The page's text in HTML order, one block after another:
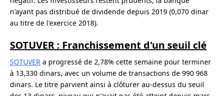
n'ayant pas distribué de dividende depuis 2019 (0,070 dinar
au titre de l'exercice 2018).
SOTUVER : Franchissement d'un seuil clé
SOTUVER a progressé de 2,78% cette semaine pour terminer
à 13,330 dinars, avec un volume de transactions de 990 968
dinars. Le titre parvient ainsi à clôturer au-dessus du seuil